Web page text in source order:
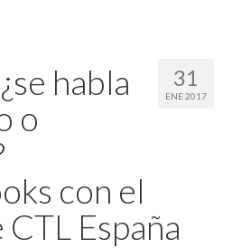
31
ENE 2017
habla
o
con el
España